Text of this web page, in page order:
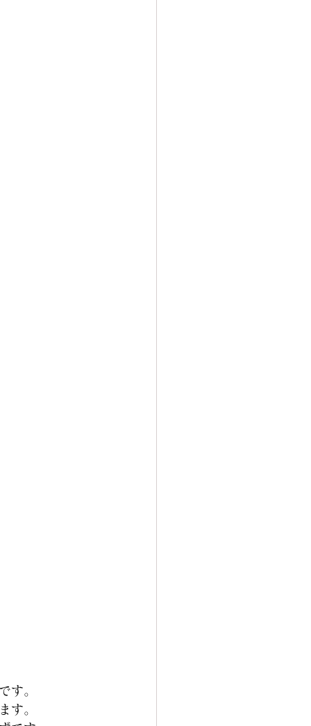
す。
す。